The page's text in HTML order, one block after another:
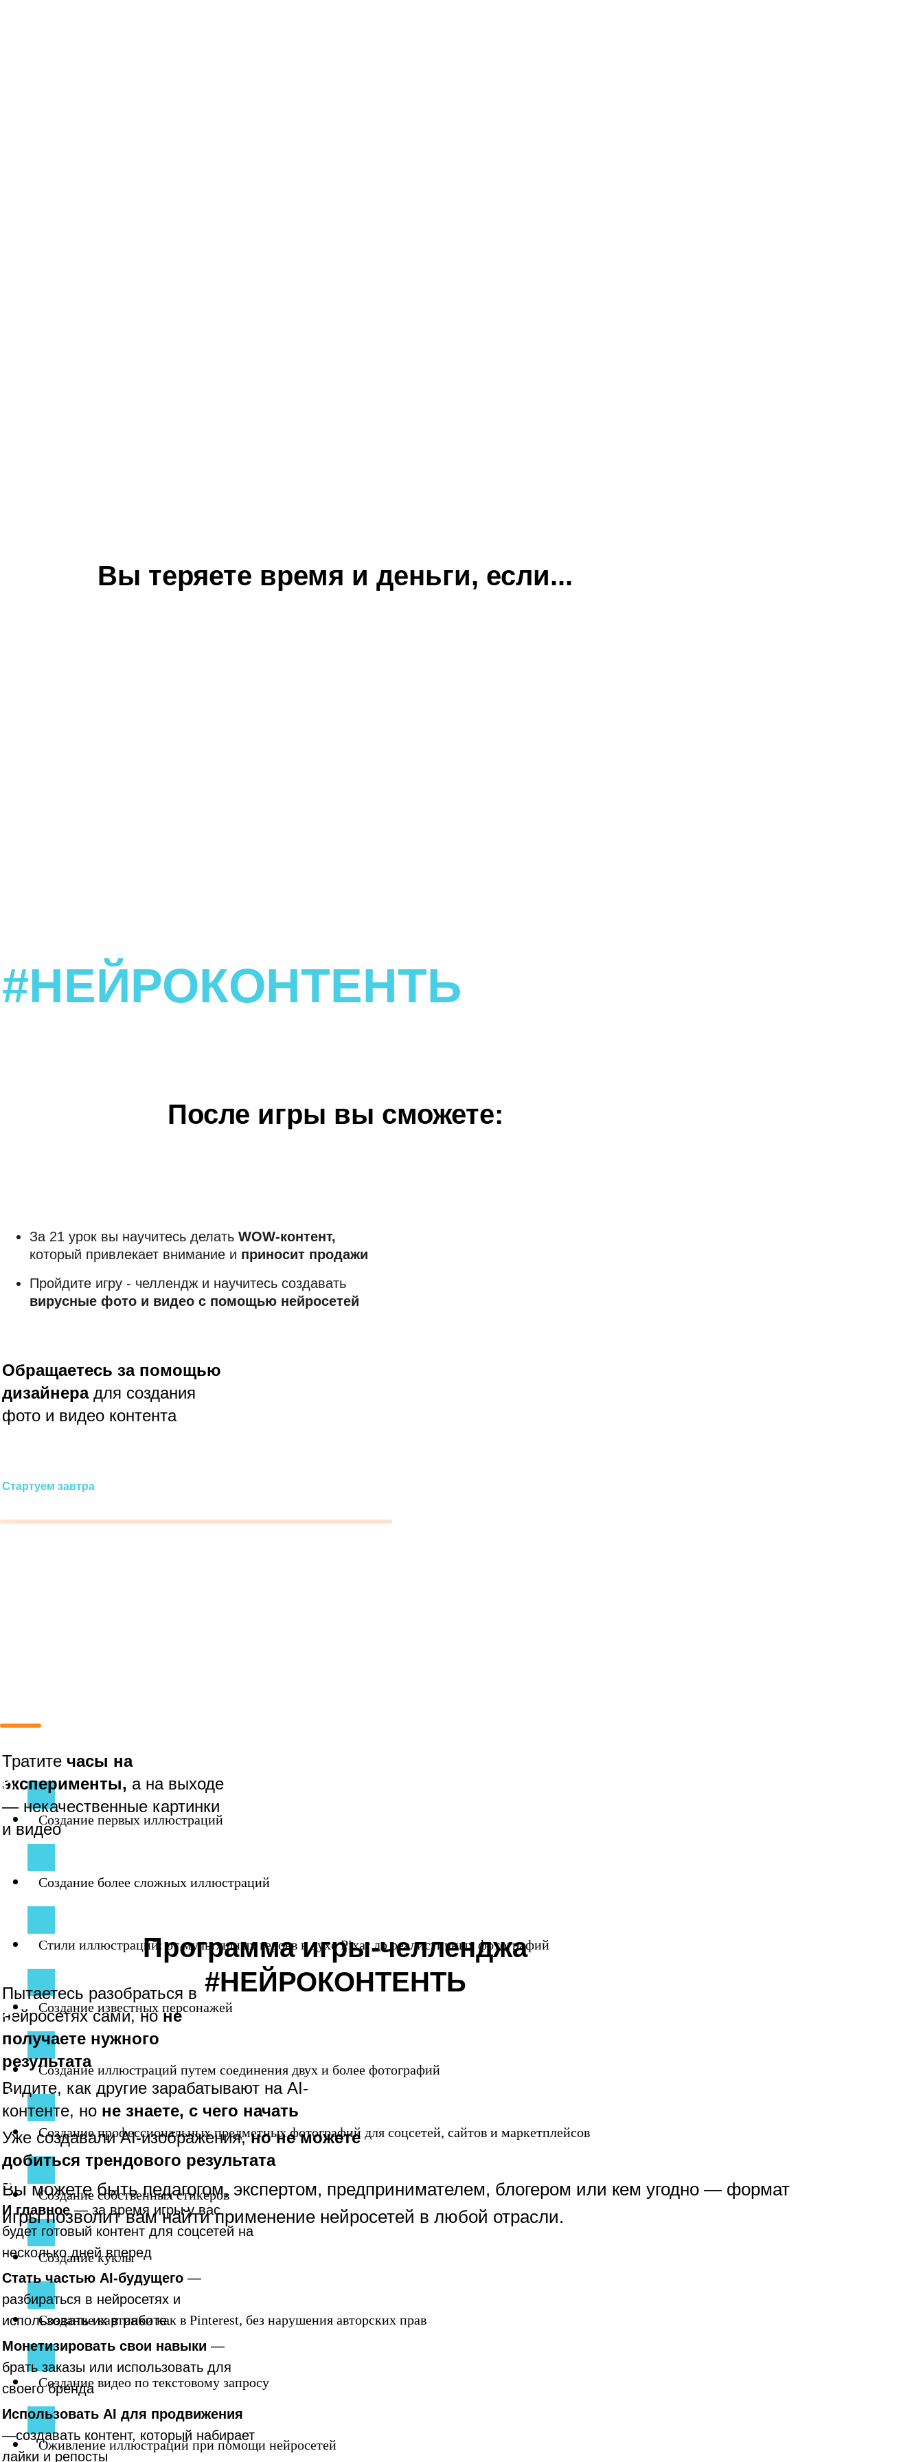
#НЕЙРОКОНТЕНТЬ
За 21 урок вы научитесь делать WOW-контент,
который привлекает внимание и приносит продажи
Пройдите игру - челлендж и научитесь создавать
вирусные фото и видео с помощью нейросетей
ПРИНЯТЬ УЧАСТИЕ
В ИГРЕ
Стартуем завтра
Вы теряете время и деньги, если...
Обращаетесь за помощью
дизайнера для создания
фото и видео контента
Тратите часы на
эксперименты, а на выходе
— некачественные картинки
и видео
Пытаетесь разобраться в
нейросетях сами, ноне
получаете нужного
результата
Видите, как другие зарабатывают на AI-
контенте, но не знаете, с чего начать
Уже создавали AI-изображения,но не можете
добиться трендового результата
Вы можете быть педагогом, экспертом, предпринимателем, блогером или кем угодно — формат
игры позволит вам найти применение нейросетей в любой отрасли.
После игры вы сможете:
6
5
2
4
1
И главное— за время игры у вас
будет готовый контент для соцсетей на
несколько дней вперед
Стать частью AI-будущего —
разбираться в нейросетях и
использовать их в работе.
Монетизировать свои навыки —
брать заказы или использовать для
своего бренда
Использовать AI для продвижения
—создавать контент, который набирает
лайки и репосты
Программа игры-челленджа
#НЕЙРОКОНТЕНТЬ
Создание первых иллюстраций
Создание более сложных иллюстраций
Стили иллюстраций: от мультяшных героев в духе Pixar до реалистичных фотографий
Создание известных персонажей
Создание иллюстраций путем соединения двух и более фотографий
Создание профессиональных предметных фотографий для соцсетей, сайтов и маркетплейсов
Создание собственных стикеров
Создание куклы
Создание картинки как в Pinterest, без нарушения авторских прав
Создание видео по текстовому запросу
Оживление иллюстраций при помощи нейросетей